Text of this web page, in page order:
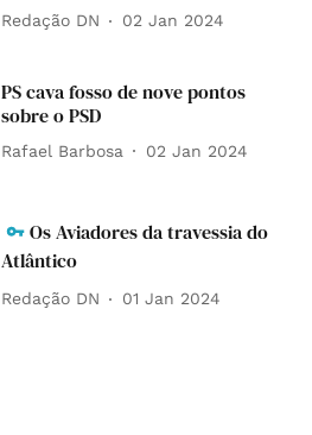
Redação DN 02 Jan 2024
PS cava fosso de nove pontos
sobre o PSD
Rafael Barbosa 02 Jan 2024
Os Aviadores da travessia do
Atlântico
Redação DN 01 Jan 2024